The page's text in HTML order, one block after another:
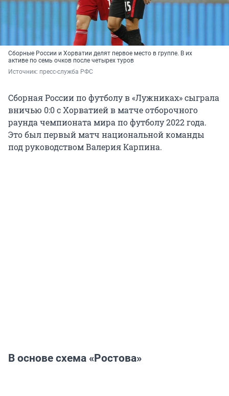
Сборные России и Хорватии делят первое место в группе. В их
активе по семь очков после четырех туров
Источник: пресс-служба РФС
Сборная России по футболу в «Лужниках» сыграла
вничью 0:0 с Хорватией в матче отборочного
раунда чемпионата мира по футболу 2022 года.
Это был первый матч национальной команды
под руководством Валерия Карпина.
В основе схема «Ростова»